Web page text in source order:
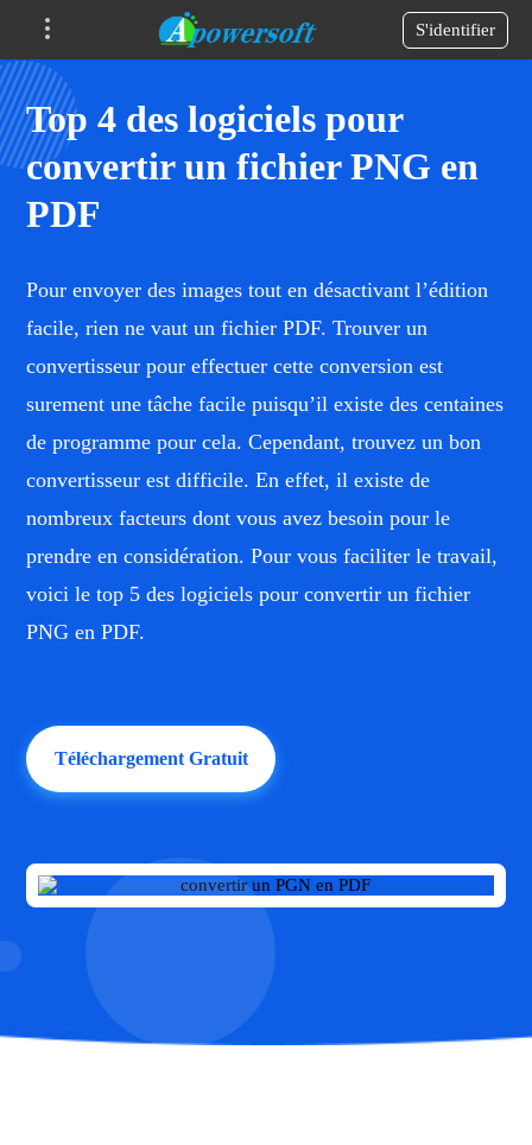
S'identifier
Top 4 des logiciels pour
convertir un fichier PNG en
PDF
Pour envoyer des images tout en désactivant l’édition
facile, rien ne vaut un fichier PDF. Trouver un
convertisseur pour effectuer cette conversion est
surement une tâche facile puisqu’il existe des centaines
de programme pour cela. Cependant, trouvez un bon
convertisseur est difficile. En effet, il existe de
nombreux facteurs dont vous avez besoin pour le
prendre en considération. Pour vous faciliter le travail,
voici le top 5 des logiciels pour convertir un fichier
PNG en PDF.
Téléchargement Gratuit